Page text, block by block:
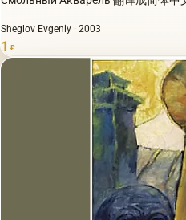
Sheglov Evgeniy · 2003
1 ₽